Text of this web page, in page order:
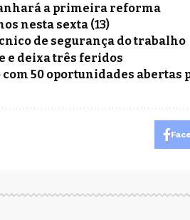
a primeira reforma
nesta sexta (13)
de segurança do trabalho
e deixa três feridos
50 oportunidades abertas